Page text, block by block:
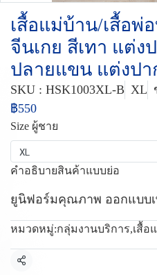
เสื้อแม่บ้าน/เสื้อพ่
จีนเกย สีเทา แต่ง
ปลายแขน แต่งปา
SKU : HSK1003XL-B XL
฿550
Size ผู้ชาย
XL
คำอธิบายสินค้าแบบย่อ
ยูนิฟอร์มคุณภาพ ออกแบบ
หมวดหมู่:กลุ่มงานบริการ,เสื้อ
แชร์